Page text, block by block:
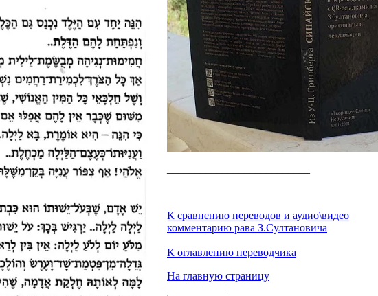
К сравнению переводов и аудио\видео
комментарию рава З.Султановича
К оглавлению переводчика
На главную страницу